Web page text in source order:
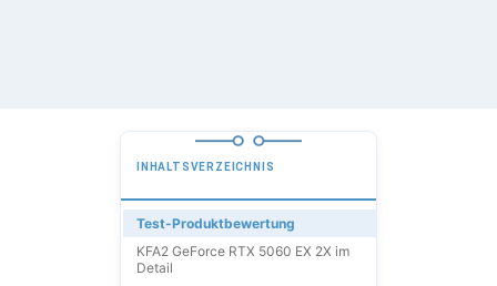
INHALTSVERZEICHNIS
Test-Produktbewertung
KFA2 GeForce RTX 5060 EX 2X im
Detail